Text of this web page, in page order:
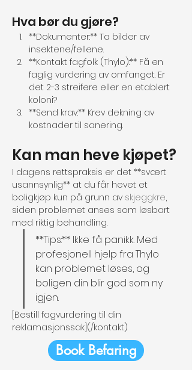
Hva bør du gjøre?
**Dokumenter:** Ta bilder av
insektene/fellene.
**Kontakt fagfolk (Thylo):** Få en
faglig vurdering av omfanget. Er
det 2-3 streifere eller en etablert
koloni?
**Send krav:** Krev dekning av
kostnader til sanering.
Kan man heve kjøpet?
I dagens rettspraksis er det **svært
usannsynlig** at du får hevet et
boligkjøp kun på grunn av skjeggkre,
siden problemet anses som løsbart
med riktig behandling.
**Tips:** Ikke få panikk. Med
profesjonell hjelp fra Thylo
kan problemet løses, og
boligen din blir god som ny
igjen.
[Bestill fagvurdering til din
reklamasjonssak](/kontakt)
Book Befaring